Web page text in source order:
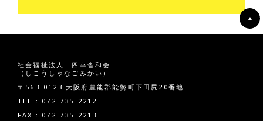
社会福祉法人 四幸舎和会
（しこうしゃなごみかい）
〒563-0123 大阪府豊能郡能勢町下田尻20番地
TEL : 072-735-2212
FAX : 072-735-2213